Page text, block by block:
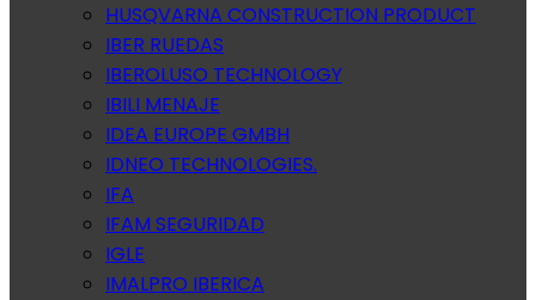
HUSQVARNA CONSTRUCTION PRODUCT
IBER RUEDAS
IBEROLUSO TECHNOLOGY
IBILI MENAJE
IDEA EUROPE GMBH
IDNEO TECHNOLOGIES.
IFA
IFAM SEGURIDAD
IGLE
IMALPRO IBERICA